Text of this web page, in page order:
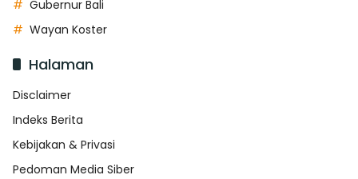
Gubernur Bali
Wayan Koster
Halaman
Disclaimer
Indeks Berita
Kebijakan & Privasi
Pedoman Media Siber